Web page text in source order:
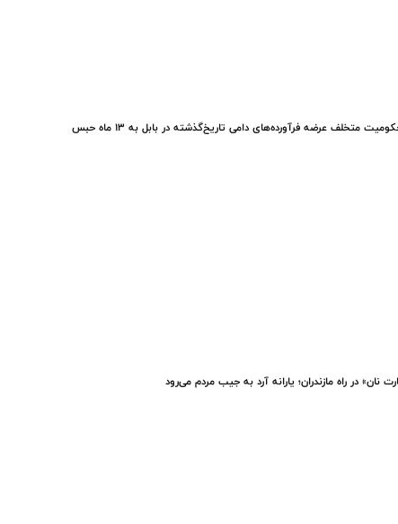
متخلف عرضه فرآورده‌های دامی تاریخ‌گذشته در بابل به ۱۳ ماه حبس
نان» در راه مازندران؛ یارانه آرد به جیب مردم می‌رود